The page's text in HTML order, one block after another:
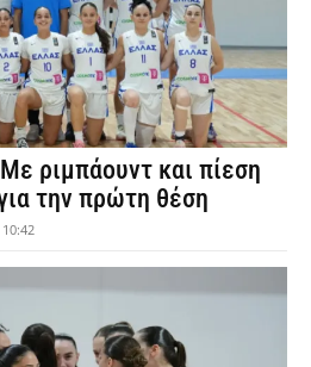
ριμπάουντ και πίεση
την πρώτη θέση